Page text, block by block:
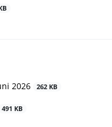
2026
262 KB
491 KB